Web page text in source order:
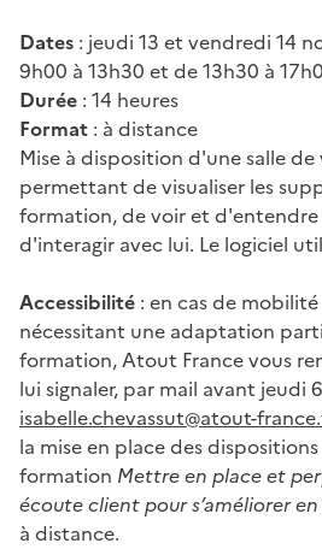
Dates : jeudi 13 et vendredi 14
9h00 à 13h30 et de 13h30 à
Durée : 14 heures
Format : à distance
Mise à disposition d'une salle
permettant de visualiser les
formation, de voir et
d'interagir avec lui. Le logiciel
Accessibilité : en cas de
nécessitant une adaptation
formation, Atout France vous
lui signaler, par mail avant jeudi
isabelle.chevassut@atout-
la mise en place des dispositions
formation Mettre en place et
écoute client pour s’améliorer
à distance.